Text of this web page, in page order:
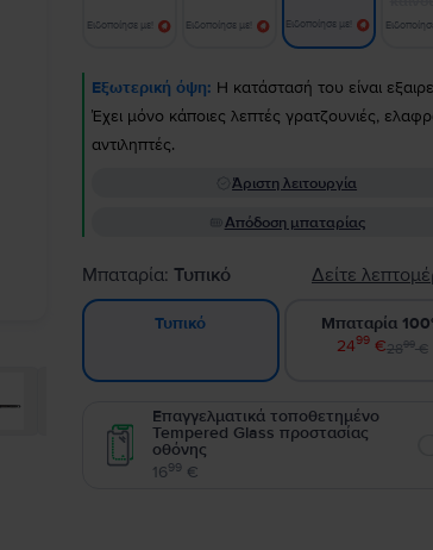
Ειδοποίησε με! Ειδοποίησε με! Ειδοποίησε με!
Εξωτερική όψη: Η κατάστασή του είναι
Έχει μόνο κάποιες λεπτές γρατζουνιές,
αντιληπτές.
Άριστη λειτουργία
Απόδοση μπαταρίας
Μπαταρία:Τυπικό Δείτε
Τυπικό
Μπαταρία
2499€2899€
Επαγγελματικά τοποθετημένο
Tempered Glass προστασίας
οθόνης
1699 €